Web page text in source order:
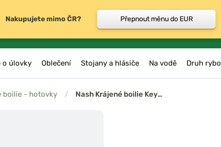
o úlovky Oblečení Stojany a hlásiče Na vodě Druh
boilie - hotovky / Nash Krájené boilie Key…
Nakupujete mimo ČR? Přepnout měnu do EUR